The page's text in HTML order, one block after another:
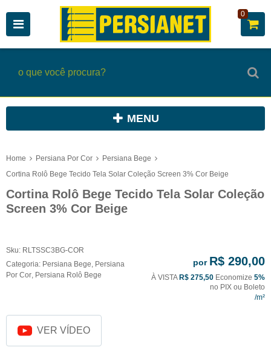
0
MENU
Home Persiana Por Cor
Persiana Bege
Cortina Rolô Bege Tecido Tela Solar Coleção Screen 3% Cor Beige
Cortina Rolô Bege Tecido Tela Solar Coleção
Screen 3% Cor Beige
Sku: RLTSSC3BG-COR
Categoria: Persiana Bege, Persiana
Por Cor, Persiana Rolô Bege
por R$ 290,00
À VISTA R$ 275,50 Economize 5%
no PIX ou Boleto
VER VÍDEO